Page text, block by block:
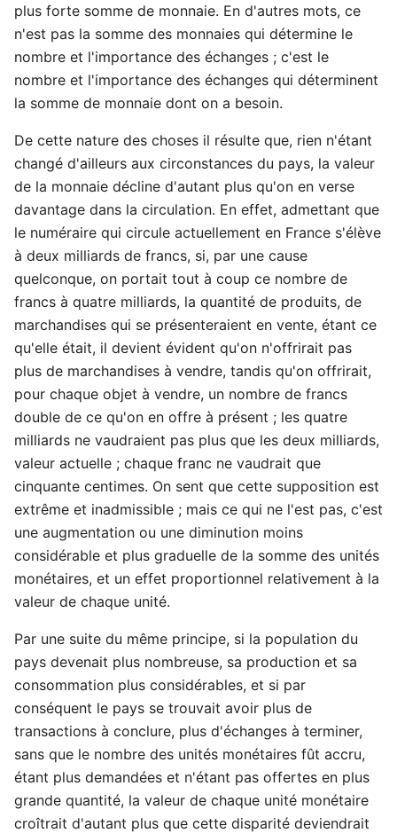
plus forte somme de monnaie. En d'autres mots, ce
n'est pas la somme des monnaies qui détermine le
nombre et l'importance des échanges ; c'est le
nombre et l'importance des échanges qui déterminent
la somme de monnaie dont on a besoin.
De cette nature des choses il résulte que, rien n'étant
changé d'ailleurs aux circonstances du pays, la valeur
de la monnaie décline d'autant plus qu'on en verse
davantage dans la circulation. En effet, admettant que
le numéraire qui circule actuellement en France s'élève
à deux milliards de francs, si, par une cause
quelconque, on portait tout à coup ce nombre de
francs à quatre milliards, la quantité de produits, de
marchandises qui se présenteraient en vente, étant ce
qu'elle était, il devient évident qu'on n'offrirait pas
plus de marchandises à vendre, tandis qu'on offrirait,
pour chaque objet à vendre, un nombre de francs
double de ce qu'on en offre à présent ; les quatre
milliards ne vaudraient pas plus que les deux milliards,
valeur actuelle ; chaque franc ne vaudrait que
cinquante centimes. On sent que cette supposition est
extrême et inadmissible ; mais ce qui ne l'est pas, c'est
une augmentation ou une diminution moins
considérable et plus graduelle de la somme des unités
monétaires, et un effet proportionnel relativement à la
valeur de chaque unité.
Par une suite du même principe, si la population du
pays devenait plus nombreuse, sa production et sa
consommation plus considérables, et si par
conséquent le pays se trouvait avoir plus de
transactions à conclure, plus d'échanges à terminer,
sans que le nombre des unités monétaires fût accru,
étant plus demandées et n'étant pas offertes en plus
grande quantité, la valeur de chaque unité monétaire
croîtrait d'autant plus que cette disparité deviendrait